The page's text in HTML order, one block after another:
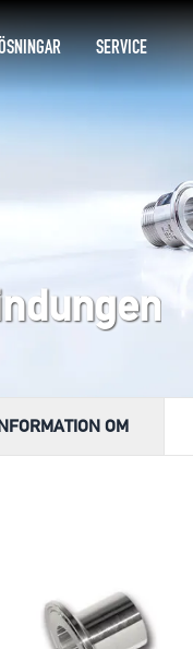
SERVICE
OM